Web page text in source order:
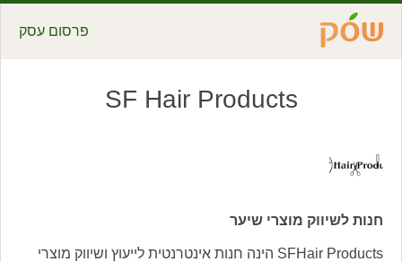
פרסום עסק
SF Hair Products
חנות לשיווק מוצרי שיער
SFHair Products הינה חנות אינטרנטית לייעוץ ושיווק מוצרי